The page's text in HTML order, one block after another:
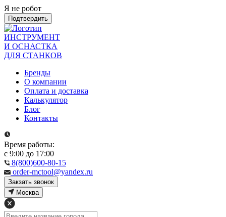
Я не робот
Подтвердить
ИНСТРУМЕНТ
И ОСНАСТКА
ДЛЯ СТАНКОВ
Бренды
О компании
Оплата и доставка
Калькулятор
Блог
Контакты
Время работы:
с 9:00 до 17:00
8(800)600-80-15
order-mctool@yandex.ru
Закзать звонок
Москва